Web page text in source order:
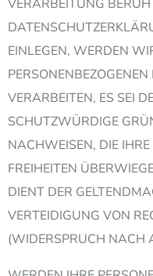
VERARBEITUNG
EINLEGEN, WERDEN
VERARBEITEN, ES SEI
SCHUTZWÜRDIGE
NACHWEISEN, DIE
FREIHEITEN
DIENT DER
VERTEIDIGUNG VON
(WIDERSPRUCH NACH